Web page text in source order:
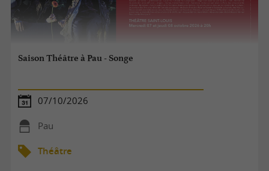
Saison Théâtre à Pau - Songe
07/10/2026
Pau
Théâtre